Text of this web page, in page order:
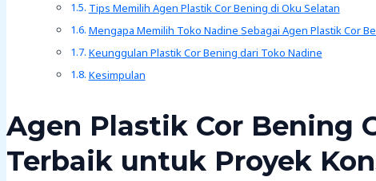
Tips Memilih Agen Plastik Cor Bening di Oku Selatan
Mengapa Memilih Toko Nadine Sebagai Agen Plastik Cor
Keunggulan Plastik Cor Bening dari Toko Nadine
Kesimpulan
Agen Plastik Cor Bening
Terbaik untuk Proyek